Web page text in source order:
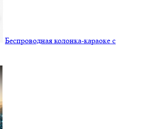
Беспроводная колонка-караоке с